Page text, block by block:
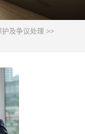
及争议处理 >>